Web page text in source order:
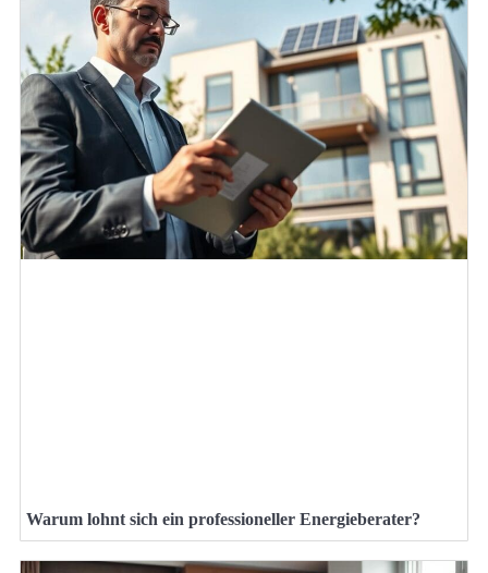
Warum lohnt sich ein professioneller Energieberater?